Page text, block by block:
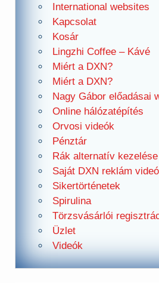
International websites
Kapcsolat
Kosár
Lingzhi Coffee – Kávé
Miért a DXN?
Miért a DXN?
Nagy Gábor előadásai
Online hálózatépítés
Orvosi videók
Pénztár
Rák alternatív kezelése
Saját DXN reklám
Sikertörténetek
Spirulina
Törzsvásárlói
Üzlet
Videók